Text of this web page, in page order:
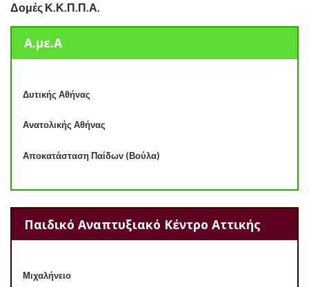
Δομές Κ.Κ.Π.Π.Α.
Α.με.Α
Δυτικής Αθήνας
Ανατολικής Αθήνας
Αποκατάσταση Παίδων (Βούλα)
Παιδικό Αναπτυξιακό Κέντρο Αττικής
Μιχαλήνειο